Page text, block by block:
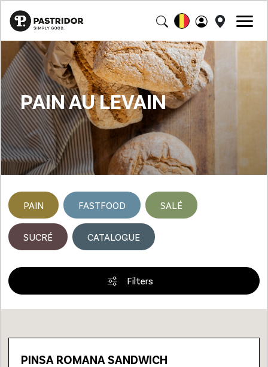
PAIN AU LEVAIN
PAIN FASTFOOD SALÉ
SUCRÉ CATALOGUE
Filters
PINSA ROMANA SANDWICH
Loading...